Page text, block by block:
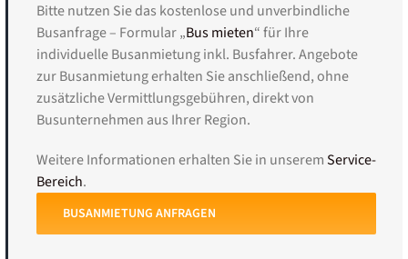
Bitte nutzen Sie das kostenlose und unverbindliche
Busanfrage – Formular „Bus mieten“ für Ihre
individuelle Busanmietung inkl. Busfahrer. Angebote
zur Busanmietung erhalten Sie anschließend, ohne
zusätzliche Vermittlungsgebühren, direkt von
Busunternehmen aus Ihrer Region.
Weitere Informationen erhalten Sie in unseremService-
Bereich.
BUSANMIETUNG ANFRAGEN